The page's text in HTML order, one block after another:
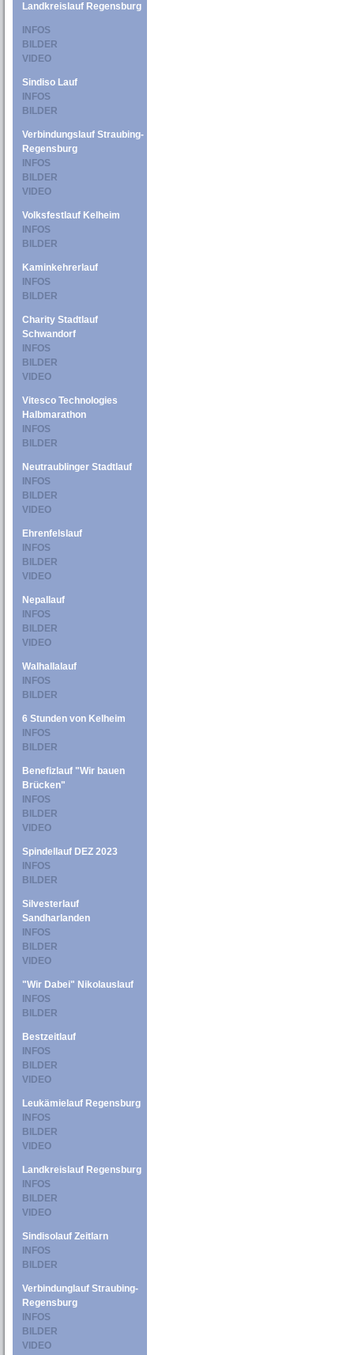
Landkreislauf Regensburg
INFOS
BILDER
VIDEO
Sindiso Lauf
INFOS
BILDER
Verbindungslauf Straubing-
Regensburg
INFOS
BILDER
VIDEO
Volksfestlauf Kelheim
INFOS
BILDER
Kaminkehrerlauf
INFOS
BILDER
Charity Stadtlauf
Schwandorf
INFOS
BILDER
VIDEO
Vitesco Technologies
Halbmarathon
INFOS
BILDER
Neutraublinger Stadtlauf
INFOS
BILDER
VIDEO
Ehrenfelslauf
INFOS
BILDER
VIDEO
Nepallauf
INFOS
BILDER
VIDEO
Walhallalauf
INFOS
BILDER
6 Stunden von Kelheim
INFOS
BILDER
Benefizlauf "Wir bauen
Brücken"
INFOS
BILDER
VIDEO
Spindellauf DEZ 2023
INFOS
BILDER
Silvesterlauf
Sandharlanden
INFOS
BILDER
VIDEO
"Wir Dabei" Nikolauslauf
INFOS
BILDER
Bestzeitlauf
INFOS
BILDER
VIDEO
Leukämielauf Regensburg
INFOS
BILDER
VIDEO
Landkreislauf Regensburg
INFOS
BILDER
VIDEO
Sindisolauf Zeitlarn
INFOS
BILDER
Verbindunglauf Straubing-
Regensburg
INFOS
BILDER
VIDEO